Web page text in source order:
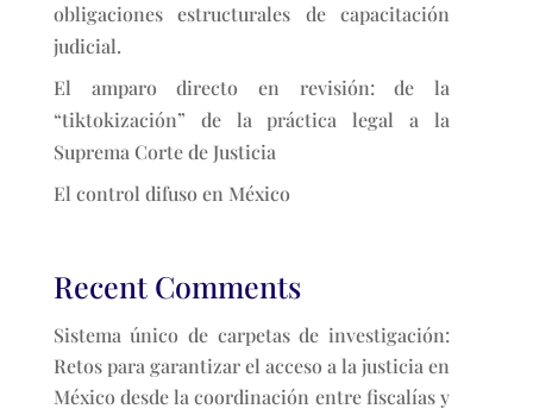
obligaciones estructurales de capacitación
judicial.
El amparo directo en revisión: de la
“tiktokización” de la práctica legal a la
Suprema Corte de Justicia
El control difuso en México
Recent Comments
Sistema único de carpetas de investigación:
Retos para garantizar el acceso a la justicia en
México desde la coordinación entre fiscalías y